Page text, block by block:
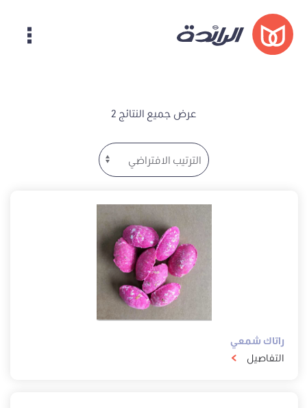
عرض جميع النتائج 2
راتاك شمعي
التفاصيل